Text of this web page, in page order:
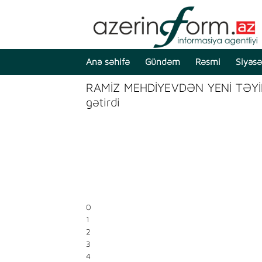
Ana səhifə Gündəm Rəsmi
RAMİZ MEHDİYEVDƏN YENİ
gətirdi
0
1
2
3
4